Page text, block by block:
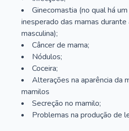
Ginecomastia (no qual há
inesperado das mamas
masculina);
Câncer de mama;
Nódulos;
Coceira;
Alterações na aparência da
mamilos
Secreção no mamilo;
Problemas na produção de